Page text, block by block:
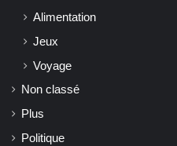
Alimentation
Jeux
Voyage
Non classé
Plus
Politique